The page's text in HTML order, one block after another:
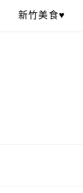
新竹美食♥